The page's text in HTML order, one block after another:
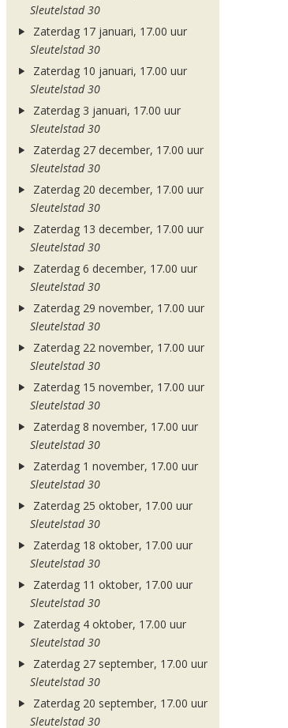
Sleutelstad 30
Zaterdag 17 januari, 17.00 uur
Sleutelstad 30
Zaterdag 10 januari, 17.00 uur
Sleutelstad 30
Zaterdag 3 januari, 17.00 uur
Sleutelstad 30
Zaterdag 27 december, 17.00 uur
Sleutelstad 30
Zaterdag 20 december, 17.00 uur
Sleutelstad 30
Zaterdag 13 december, 17.00 uur
Sleutelstad 30
Zaterdag 6 december, 17.00 uur
Sleutelstad 30
Zaterdag 29 november, 17.00 uur
Sleutelstad 30
Zaterdag 22 november, 17.00 uur
Sleutelstad 30
Zaterdag 15 november, 17.00 uur
Sleutelstad 30
Zaterdag 8 november, 17.00 uur
Sleutelstad 30
Zaterdag 1 november, 17.00 uur
Sleutelstad 30
Zaterdag 25 oktober, 17.00 uur
Sleutelstad 30
Zaterdag 18 oktober, 17.00 uur
Sleutelstad 30
Zaterdag 11 oktober, 17.00 uur
Sleutelstad 30
Zaterdag 4 oktober, 17.00 uur
Sleutelstad 30
Zaterdag 27 september, 17.00 uur
Sleutelstad 30
Zaterdag 20 september, 17.00 uur
Sleutelstad 30